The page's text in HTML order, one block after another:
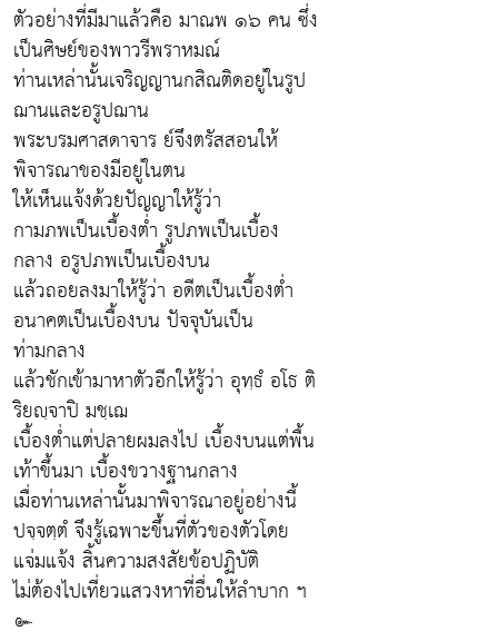
ตัวอย่างที่มีมาแล้วคือ มาณพ ๑๖ คน ซึ่ง
เป็นศิษย์ของพาวรีพราหมณ์
ท่านเหล่านั้นเจริญญานกสิณติดอยู่ในรูป
ฌานและอรูปฌาน
พระบรมศาสดาจาร ย์จึงตรัสสอนให้
พิจารณาของมีอยู่ในตน
ให้เห็นแจ้งด้วยปัญญาให้รู้ว่า
กามภพเป็นเบื้องต่ำ รูปภพเป็นเบื้อง
กลาง อรูปภพเป็นเบื้องบน
แล้วถอยลงมาให้รู้ว่า อดีตเป็นเบื้องต่ำ
อนาคตเป็นเบื้องบน ปัจจุบันเป็น
ท่ามกลาง
แล้วชักเข้ามาหาตัวอีกให้รู้ว่า อุทฺธํ อโธ ติ
ริยญฺจาปิ มชฺเฌ
เบื้องต่ำแต่ปลายผมลงไป เบื้องบนแต่พื้น
เท้าขึ้นมา เบื้องขวางฐานกลาง
เมื่อท่านเหล่านั้นมาพิจารณาอยู่อย่างนี้
ปจฺจตฺตํ จึงรู้เฉพาะขึ้นที่ตัวของตัวโดย
แจ่มแจ้ง สิ้นความสงสัยข้อปฏิบัติ
ไม่ต้องไปเที่ยวแสวงหาที่อื่นให้ลำบาก ฯ
๛